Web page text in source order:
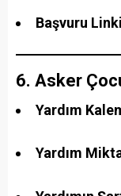
Başvuru Linki
6. Asker
Yardım
Yardım